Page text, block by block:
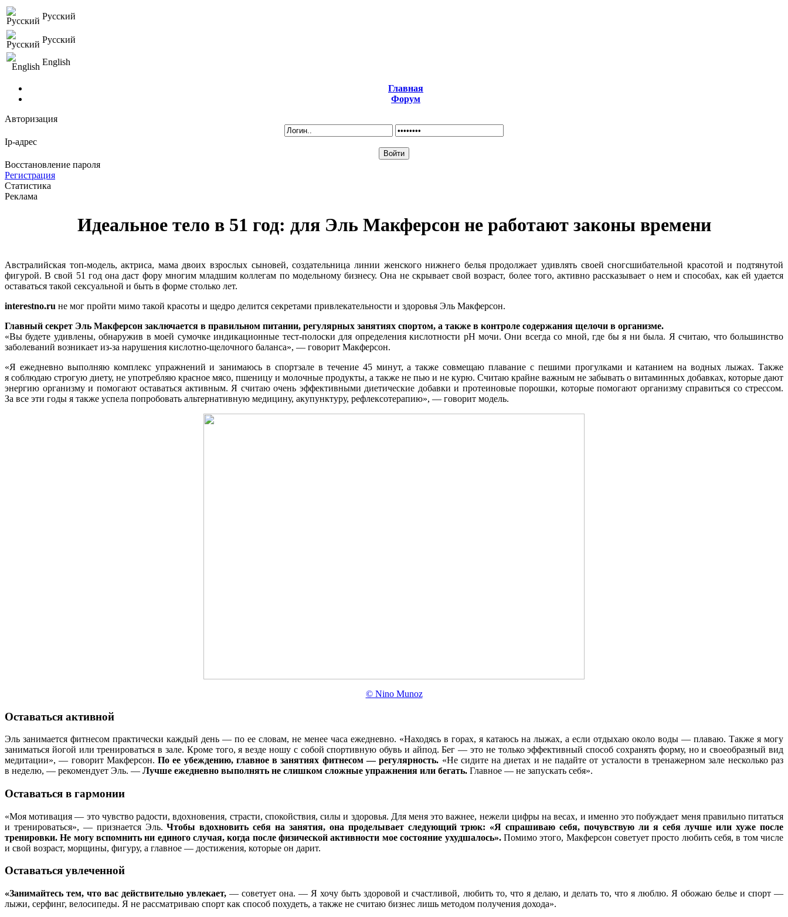
Русский
Русский
English
Главная
Форум
Авторизация
Ip-адрес
Восстановление пароля
Регистрация
Статистика
Реклама
Идеальное тело в 51 год: для Эль Макферсон не работают законы времени
Австралийская топ-модель, актриса, мама двоих взрослых сыновей, создательница линии женского нижнего белья продолжает удивлять своей сногсшибательной красотой и подтянутой
фигурой. В свой 51 год она даст фору многим младшим коллегам по модельному бизнесу. Она не скрывает свой возраст, более того, активно рассказывает о нем и способах, как ей удается
оставаться такой сексуальной и быть в форме столько лет.
interestno.ru не мог пройти мимо такой красоты и щедро делится секретами привлекательности и здоровья Эль Макферсон.
Главный секрет Эль Макферсон заключается в правильном питании, регулярных занятиях спортом, а также в контроле содержания щелочи в организме.
«Вы будете удивлены, обнаружив в моей сумочке индикационные тест-полоски для определения кислотности pH мочи. Они всегда со мной, где бы я ни была. Я считаю, что большинство
заболеваний возникает из-за нарушения кислотно-щелочного баланса», — говорит Макферсон.
«Я ежедневно выполняю комплекс упражнений и занимаюсь в спортзале в течение 45 минут, а также совмещаю плавание с пешими прогулками и катанием на водных лыжах. Также
я соблюдаю строгую диету, не употребляю красное мясо, пшеницу и молочные продукты, а также не пью и не курю. Считаю крайне важным не забывать о витаминных добавках, которые дают
энергию организму и помогают оставаться активным. Я считаю очень эффективными диетические добавки и протеиновые порошки, которые помогают организму справиться со стрессом.
За все эти годы я также успела попробовать альтернативную медицину, акупунктуру, рефлексотерапию», — говорит модель.
© Nino Munoz
Оставаться активной
Эль занимается фитнесом практически каждый день — по ее словам, не менее часа ежедневно. «Находясь в горах, я катаюсь на лыжах, а если отдыхаю около воды — плаваю. Также я могу
заниматься йогой или тренироваться в зале. Кроме того, я везде ношу с собой спортивную обувь и айпод. Бег — это не только эффективный способ сохранять форму, но и своеобразный вид
медитации», — говорит Макферсон.По ее убеждению, главное в занятиях фитнесом — регулярность. «Не сидите на диетах и не падайте от усталости в тренажерном зале несколько раз
в неделю, — рекомендует Эль. — Лучше ежедневно выполнять не слишком сложные упражнения или бегать. Главное — не запускать себя».
Оставаться в гармонии
«Моя мотивация — это чувство радости, вдохновения, страсти, спокойствия, силы и здоровья. Для меня это важнее, нежели цифры на весах, и именно это побуждает меня правильно питаться
и тренироваться», — признается Эль.Чтобы вдохновить себя на занятия, она проделывает следующий трюк: «Я спрашиваю себя, почувствую ли я себя лучше или хуже после
тренировки. Не могу вспомнить ни единого случая, когда после физической активности мое состояние ухудшалось».Помимо этого, Макферсон советует просто любить себя, в том числе
и свой возраст, морщины, фигуру, а главное — достижения, которые он дарит.
Оставаться увлеченной
«Занимайтесь тем, что вас действительно увлекает, — советует она. — Я хочу быть здоровой и счастливой, любить то, что я делаю, и делать то, что я люблю. Я обожаю белье и спорт —
лыжи, серфинг, велосипеды. Я не рассматриваю спорт как способ похудеть, а также не считаю бизнес лишь методом получения дохода».